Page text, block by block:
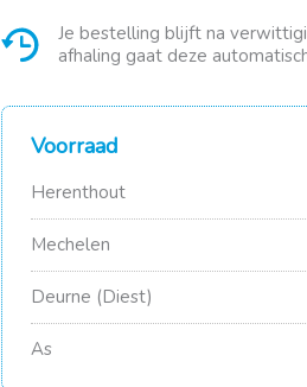
gr.
aantal
Je bestelling blijft na
afhaling gaat deze
Voorraad
Herenthout
Mechelen
Deurne (Diest)
As